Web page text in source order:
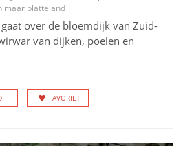
maar platteland
over de bloemdijk van Zuid-
van dijken, poelen en
FAVORIET